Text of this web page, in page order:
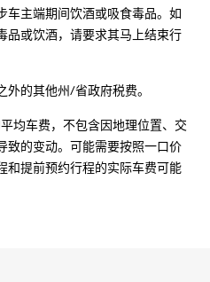
车主端期间饮酒或吸食毒品。如
品或饮酒，请要求其马上结束行
的其他州/省政府税费。
均车费，不包含因地理位置、交
致的变动。可能需要按照一口价
和提前预约行程的实际车费可能